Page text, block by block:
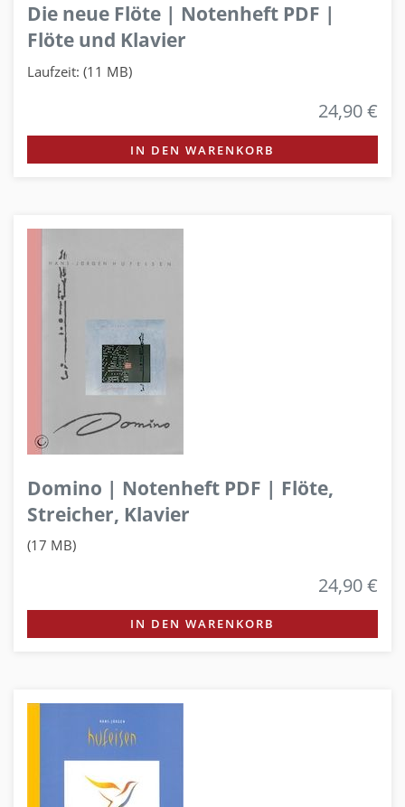
Die neue Flöte | Notenheft PDF |
Flöte und Klavier
Laufzeit: (11 MB)
24,90 €
IN DEN WARENKORB
Domino | Notenheft PDF | Flöte,
Streicher, Klavier
(17 MB)
24,90 €
IN DEN WARENKORB